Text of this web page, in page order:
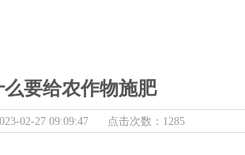
么要给农作物施肥
02-27 09:09:47 点击次数：1285